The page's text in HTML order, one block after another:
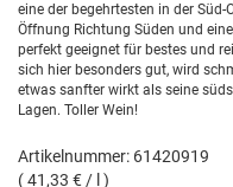
eine der begehrtesten in der
Öffnung Richtung Süden und
perfekt geeignet für bestes und
sich hier besonders gut, wird
etwas sanfter wirkt als seine
Lagen. Toller Wein!
Artikelnummer: 61420919
( 41,33 € / l )